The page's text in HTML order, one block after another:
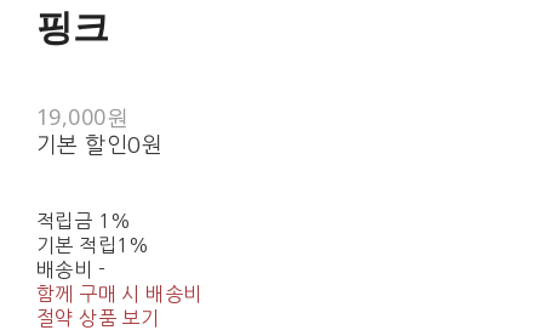
핑크
19,000원
기본 할인0원
적립금 1%
기본 적립 1%
배송비 -
함께 구매 시 배송비
절약 상품 보기